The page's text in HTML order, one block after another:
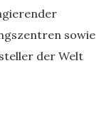
sowie
der Welt